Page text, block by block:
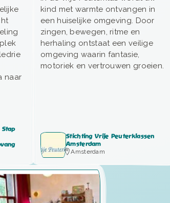
naar
Stap
kind met warmte ontvangen in
een huiselijke omgeving. Door
zingen, bewegen, ritme en
herhaling ontstaat een veilige
omgeving waarin fantasie,
motoriek en vertrouwen groeien.
Stichting Vrije Peuterklassen
Amsterdam
Amsterdam